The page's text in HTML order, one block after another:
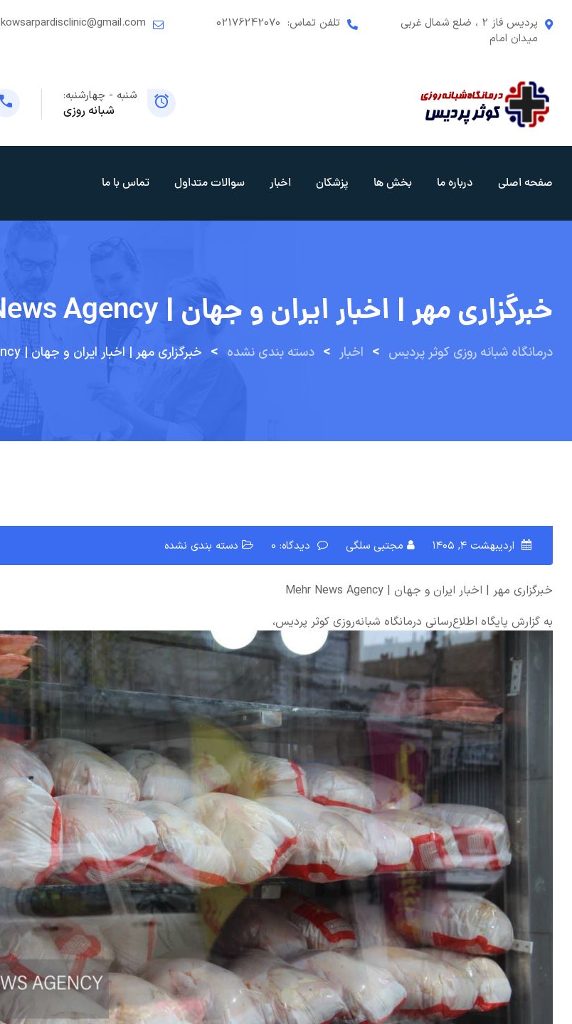
پردیس فاز 2 ، ضلع شمال غربی
میدان امام
تلفن تماس: 02176242070
kowsarpardisclinic@gmail.com
شنبه - چهارشنبه:
شبانه روزی
صفحه اصلی درباره ما بخش ها پزشکان اخبار سوالات متداول تماس با ما
خبرگزاری مهر | اخبار ایران و جهان | Mehr News Agency
درمانگاه شبانه روزی کوثر پردیس > اخبار > دسته بندی نشده > خبرگزاری مهر | اخبار ایران و جهان | Mehr News Agency
اردیبهشت ۴, ۱۴۰۵ مجتبی سلگی دیدگاه: 0 دسته بندی نشده
خبرگزاری مهر | اخبار ایران و جهان | Mehr News Agency
به گزارش پایگاه اطلاع‌رسانی درمانگاه شبانه‌روزی کوثر پردیس،